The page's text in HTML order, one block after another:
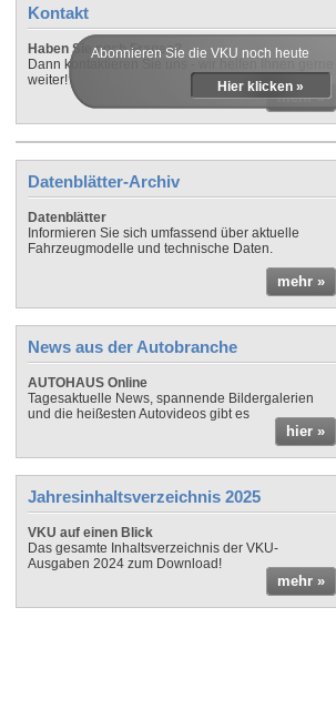
Kontakt
Haben Sie noch Fragen?
Dann kontaktieren Sie uns - wir helfen Ihnen gerne
weiter!
mehr »
Abonnieren Sie die VKU noch heute
Hier klicken »
Datenblätter-Archiv
Datenblätter
Informieren Sie sich umfassend über aktuelle
Fahrzeugmodelle und technische Daten.
mehr »
News aus der Autobranche
AUTOHAUS Online
Tagesaktuelle News, spannende Bildergalerien
und die heißesten Autovideos gibt es
hier »
Jahresinhaltsverzeichnis 2025
VKU auf einen Blick
Das gesamte Inhaltsverzeichnis der VKU-
Ausgaben 2024 zum Download!
mehr »